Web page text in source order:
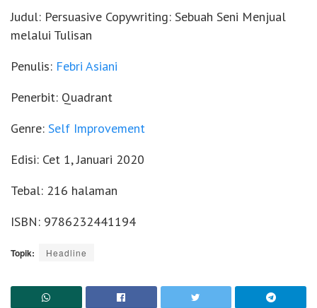
Judul: Persuasive Copywriting: Sebuah Seni Menjual
melalui Tulisan
Penulis: Febri Asiani
Penerbit: Quadrant
Genre: Self Improvement
Edisi: Cet 1, Januari 2020
Tebal: 216 halaman
ISBN: 9786232441194
Topik: Headline